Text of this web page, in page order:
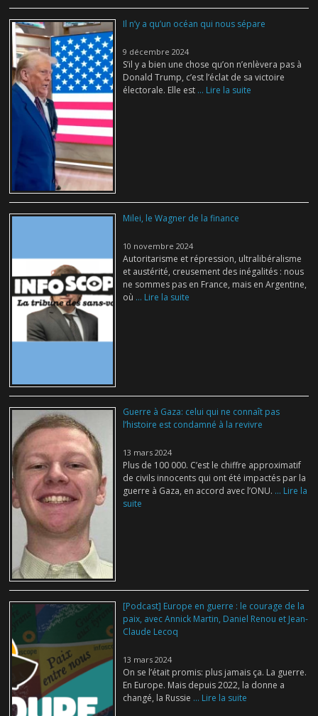
Il n’y a qu’un océan qui nous sépare
9 décembre 2024
S’il y a bien une chose qu’on n’enlèvera pas à
Donald Trump, c’est l’éclat de sa victoire
électorale. Elle est ... Lire la suite
Milei, le Wagner de la finance
10 novembre 2024
Autoritarisme et répression, ultralibéralisme
et austérité, creusement des inégalités : nous
ne sommes pas en France, mais en Argentine,
où ... Lire la suite
Guerre à Gaza: celui qui ne connaît pas
l’histoire est condamné à la revivre
13 mars 2024
Plus de 100 000. C’est le chiffre approximatif
de civils innocents qui ont été impactés par la
guerre à Gaza, en accord avec l’ONU. ... Lire la
suite
[Podcast] Europe en guerre : le courage de la
paix, avec Annick Martin, Daniel Renou et Jean-
Claude Lecoq
13 mars 2024
On se l’était promis: plus jamais ça. La guerre.
En Europe. Mais depuis 2022, la donne a
changé, la Russie ... Lire la suite